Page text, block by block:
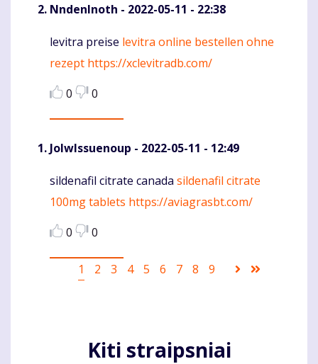
NndenInoth - 2022-05-11 - 22:38
Komentaras
levitra preise levitra online bestellen ohne
rezept https://xclevitradb.com/
0
0
JolwIssuenoup - 2022-05-11 - 12:49
Komentaras
sildenafil citrate canada sildenafil citrate
100mg tablets https://aviagrasbt.com/
0
0
Pagination
Current
1 Puslapis
2 Puslapis
3 Puslapis
4 Puslapis
5 Puslapis
6 Puslapis
7 Puslapis
8 Puslapis
9
Sekantis
Kiti straipsniai